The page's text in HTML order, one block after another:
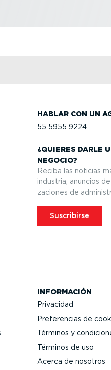
HABLAR CON UN
55 5955 9224
¿QUIERES DARLE
NEGOCIO?
Reciba las noticias
industria, anuncios
za­ciones de
Suscribirse
INFORMACIÓN
Privacidad
Prefe­rencias de
Términos y
Términos de uso
Acerca de nosotros